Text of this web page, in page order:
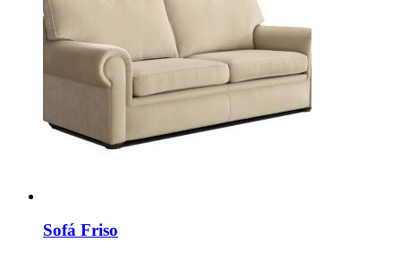
Sofá Friso